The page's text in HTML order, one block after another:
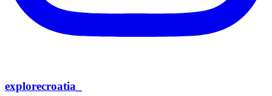
explorecroatia_